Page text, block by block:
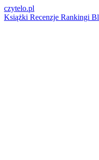
czytelo.pl
Książki Recenzje Rankingi